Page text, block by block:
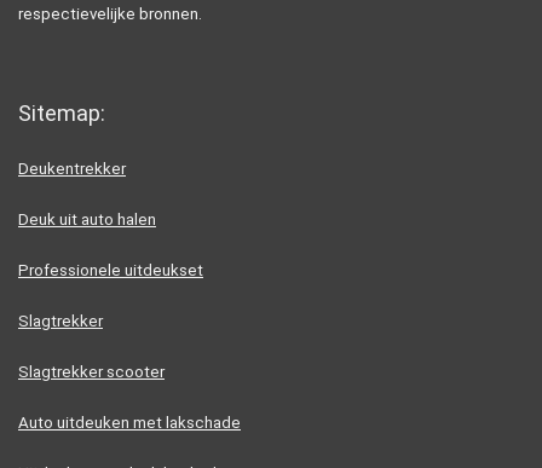
respectievelijke bronnen.
Sitemap:
Deukentrekker
Deuk uit auto halen
Professionele uitdeukset
Slagtrekker
Slagtrekker scooter
Auto uitdeuken met lakschade